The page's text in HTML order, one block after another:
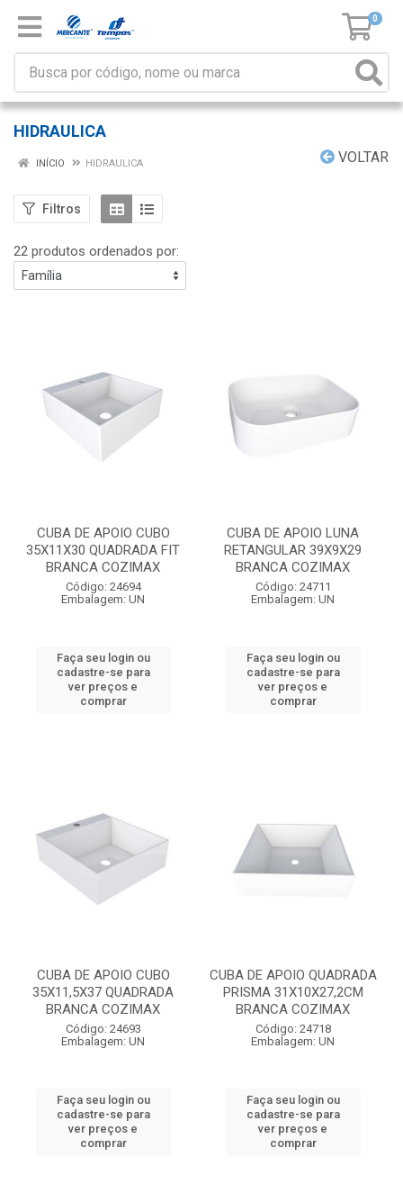
0
HIDRAULICA
VOLTAR
INÍCIO HIDRAULICA
Filtros
22 produtos ordenados por:
CUBA DE APOIO CUBO
35X11X30 QUADRADA FIT
BRANCA COZIMAX
Código: 24694
Embalagem: UN
Faça seu login ou
cadastre-se para
ver preços e
comprar
CUBA DE APOIO LUNA
RETANGULAR 39X9X29
BRANCA COZIMAX
Código: 24711
Embalagem: UN
Faça seu login ou
cadastre-se para
ver preços e
comprar
CUBA DE APOIO CUBO
35X11,5X37 QUADRADA
BRANCA COZIMAX
Código: 24693
Embalagem: UN
Faça seu login ou
cadastre-se para
ver preços e
comprar
CUBA DE APOIO QUADRADA
PRISMA 31X10X27,2CM
BRANCA COZIMAX
Código: 24718
Embalagem: UN
Faça seu login ou
cadastre-se para
ver preços e
comprar